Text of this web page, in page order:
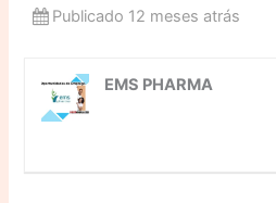
Publicado 12 meses atrás
EMS PHARMA